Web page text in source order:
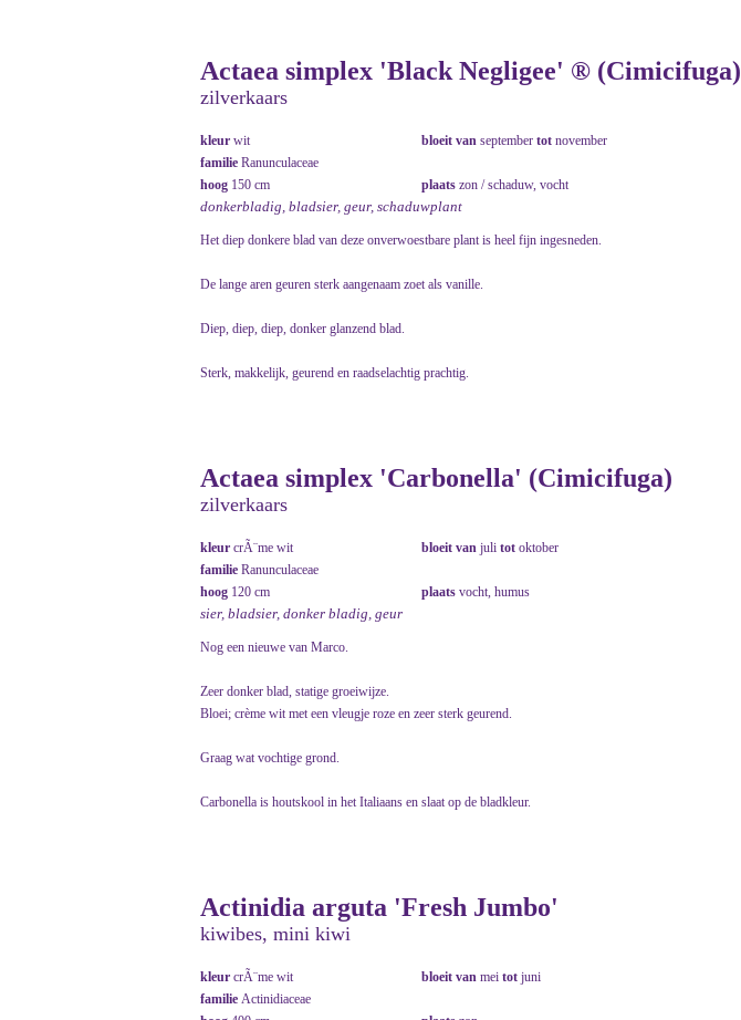
Actaea simplex 'Black Negligee' ® (Cimicifuga)
zilverkaars
kleur wit bloeit van september tot november
familie Ranunculaceae
hoog 150 cm plaats zon / schaduw, vocht
donkerbladig, bladsier, geur, schaduwplant
Het diep donkere blad van deze onverwoestbare plant is heel fijn ingesneden.
De lange aren geuren sterk aangenaam zoet als vanille.
Diep, diep, diep, donker glanzend blad.
Sterk, makkelijk, geurend en raadselachtig prachtig.
Actaea simplex 'Carbonella' (Cimicifuga)
zilverkaars
kleur crÃ¨me wit bloeit van juli tot oktober
familie Ranunculaceae
hoog 120 cm plaats vocht, humus
sier, bladsier, donker bladig, geur
Nog een nieuwe van Marco.
Zeer donker blad, statige groeiwijze.
Bloei; crème wit met een vleugje roze en zeer sterk geurend.
Graag wat vochtige grond.
Carbonella is houtskool in het Italiaans en slaat op de bladkleur.
Actinidia arguta 'Fresh Jumbo'
kiwibes, mini kiwi
kleur crÃ¨me wit bloeit van mei tot juni
familie Actinidiaceae